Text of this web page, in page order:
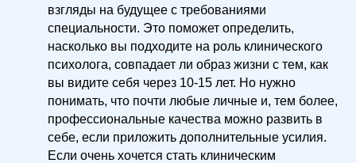
взгляды на будущее с требованиями
специальности. Это поможет определить,
насколько вы подходите на роль клинического
психолога, совпадает ли образ жизни с тем, как
вы видите себя через 10-15 лет. Но нужно
понимать, что почти любые личные и, тем более,
профессиональные качества можно развить в
себе, если приложить дополнительные усилия.
Если очень хочется стать клиническим